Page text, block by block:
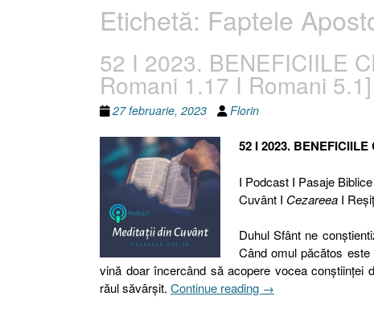
Etichetă: Faptele
52 I 2023. BENEFICIILE
Romani 1.17 I Romani 5.1]
27 februarie, 2023 Florin
52 I 2023. BENEFICIILE
I Podcast I Pasaje
Cuvânt I CezareeaI
Duhul Sfânt ne
Când omul păcătos
vină doar încercând să acopere vocea conștiinței
răul săvârșit. Continue reading „52
→